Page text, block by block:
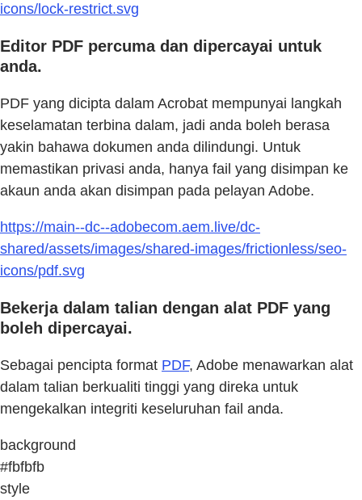
icons/lock-restrict.svg
Editor PDF percuma dan dipercayai untuk
anda.
PDF yang dicipta dalam Acrobat mempunyai langkah
keselamatan terbina dalam, jadi anda boleh berasa
yakin bahawa dokumen anda dilindungi. Untuk
memastikan privasi anda, hanya fail yang disimpan ke
akaun anda akan disimpan pada pelayan Adobe.
https://main--dc--adobecom.aem.live/dc-
shared/assets/images/shared-images/frictionless/seo-
icons/pdf.svg
Bekerja dalam talian dengan alat PDF yang
boleh dipercayai.
Sebagai pencipta format PDF, Adobe menawarkan alat
dalam talian berkualiti tinggi yang direka untuk
mengekalkan integriti keseluruhan fail anda.
background
#fbfbfb
style